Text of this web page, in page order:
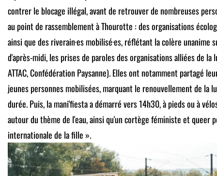
contrer le blocage illégal, avant de retrouver de nombreuses
au point de rassemblement à Thourotte : des organisations
ainsi que des riverain·es mobilisé·es, réflétant la colère unanime
d'après-midi, les prises de paroles des organisations alliées de la
ATTAC, Confédération Paysanne). Elles ont notamment partagé
jeunes personnes mobilisées, marquant le renouvellement de la
durée. Puis, la mani'fiesta a démarré vers 14h30, à pieds ou à
autour du thème de l'eau, ainsi qu'un cortège féministe et queer
internationale de la fille ».